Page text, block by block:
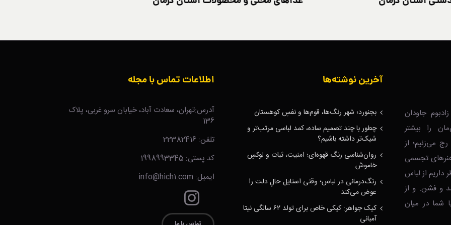
جاودان
را بیشتر
می‌زنیم؛ از
هنرهای تجسمی
داریم از لباس
و فشن. و از
شما در میان
آخرین نوشته‌ها
بجنورد؛ شهر رنگ‌ها، قوم‌ها و نفسِ کوهستان
چطور با چند تصمیم ساده، کمد لباسی مرتب‌تر و
شیک‌تر داشته باشیم؟
روان‌شناسی رنگ قهوه‌ای؛ امنیت، ثبات و لوکسِ
خاموش
رنگ‌درمانی در لباس؛ وقتی استایل حالِ دلت را
عوض می‌کند
کیک جواهر: کیکی خاص برای تولد ۶۲ سالگی نیتا
آمبانی
اطلاعات تماس با مجله
آدرس:تهران، سعادت آباد، خیابان سرو غربی، پلاک
136
تلفن: 22382416
کد پستی: 1998993345
ایمیل: info@hich1.com